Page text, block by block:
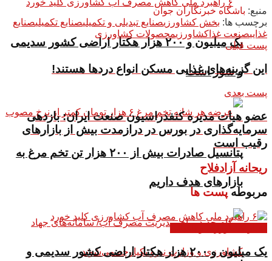
یک میلیون و ۲۰۰ هزار هکتار اراضی کشور سدیمی
و شور است
پتانسیل صادرات بیش از ۲۰۰ هزار تن تخم مرغ به
بازار‌های هدف داریم
منبع: باشگاه خبرنگاران جوان
برچسب ها: بخش کشاورزیصنایع تبدیلی و تکمیلیصنایع تکمیلیصنایع
غذاییصنعت غذا کشاورزیمحصولات کشاورزی
پست قبلی
این گزینه‌های غذایی مسکن انواع دردها هستند!
پست بعدی
عضو هیات مدیره کنفدراسیون صنعت ایران: بازدهی
سرمایه‌گذاری در بورس در درازمدت بیش از بازارهای
رقیب است
ریحانه آزادفلاح
مربوطهپست ها
یک میلیون و ۲۰۰ هزار هکتار اراضی کشور سدیمی و